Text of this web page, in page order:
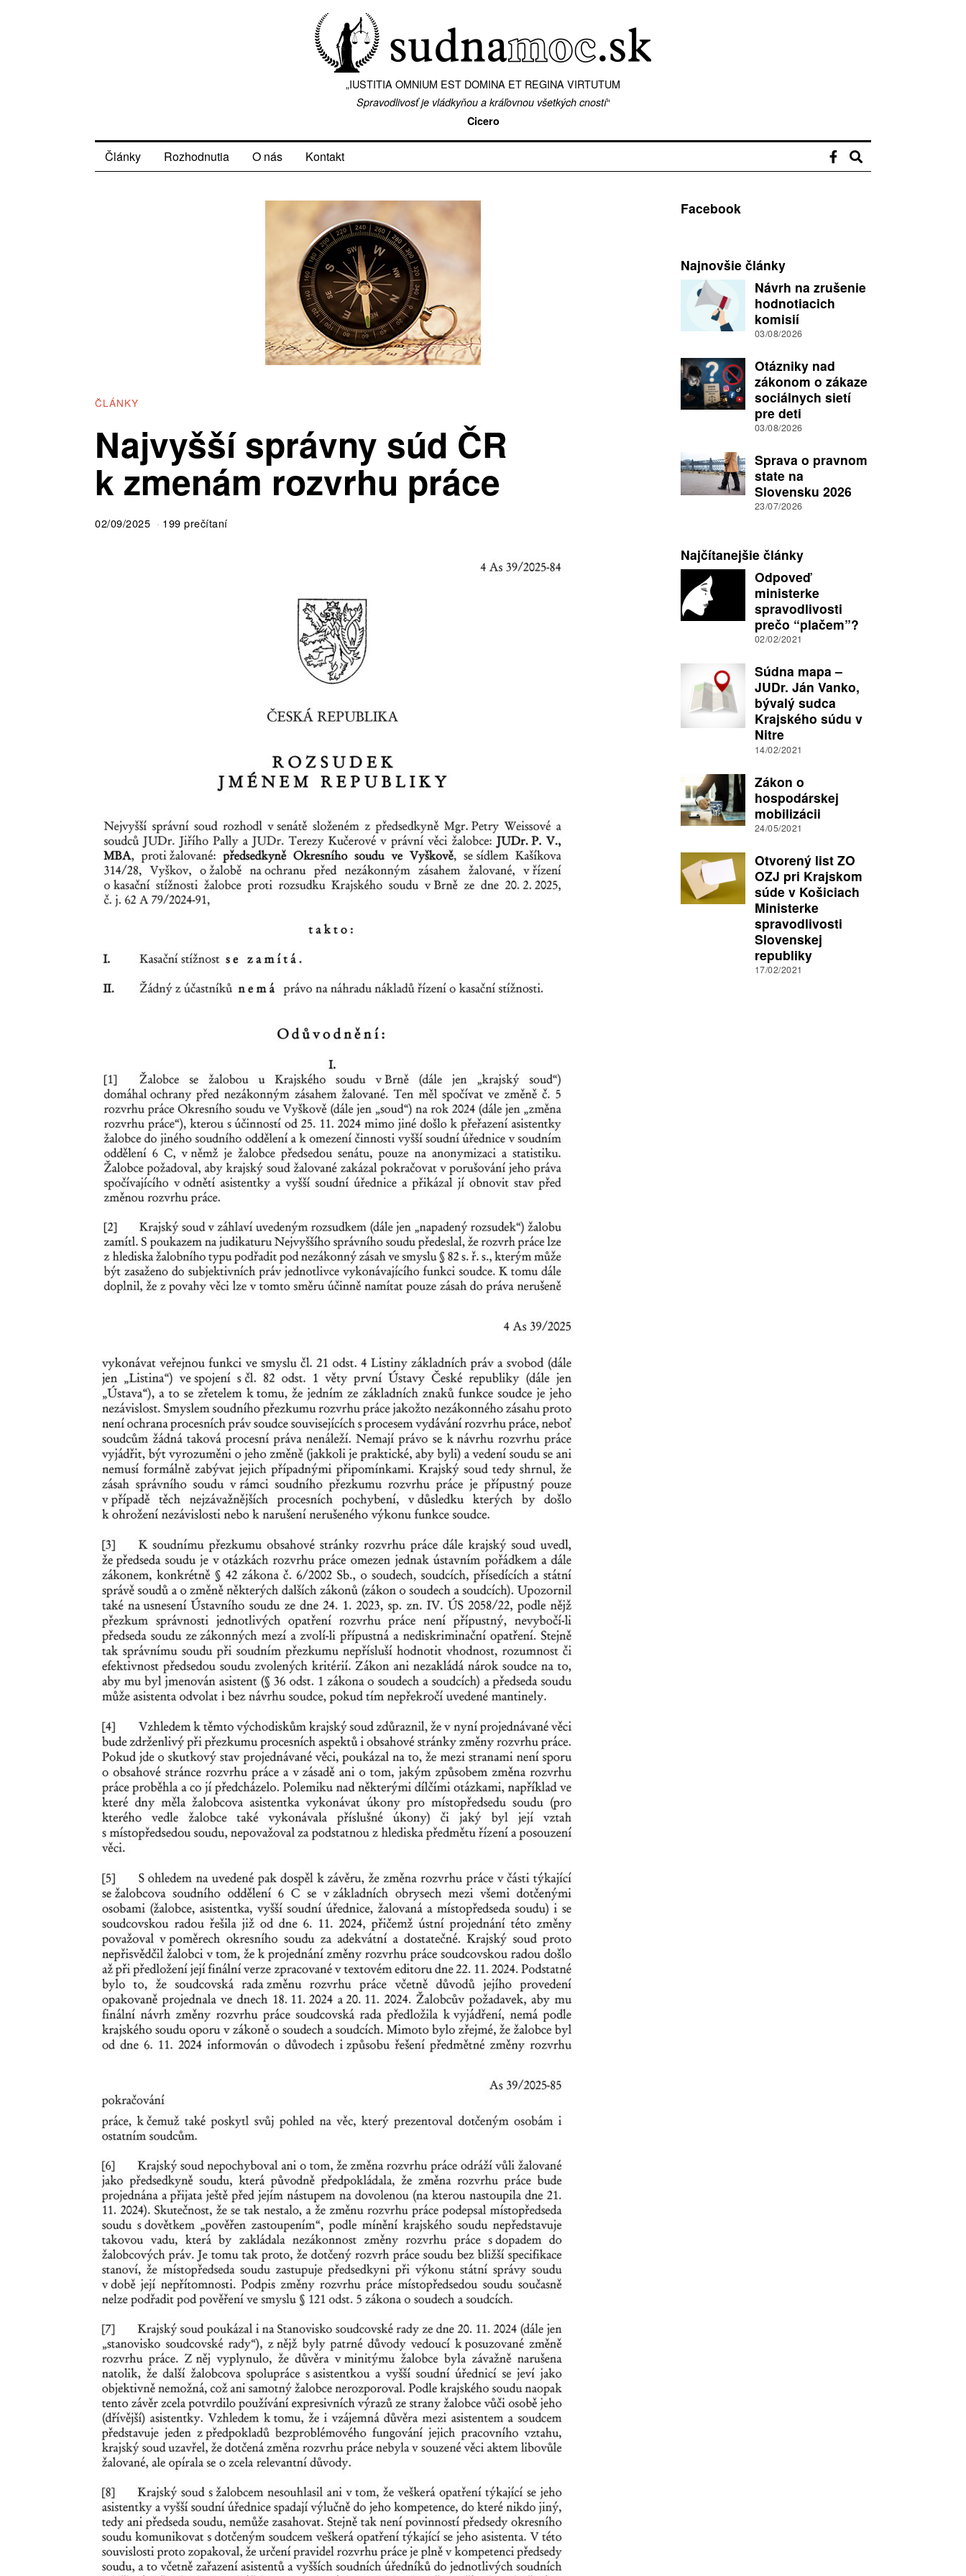
„IUSTITIA OMNIUM EST DOMINA ET REGINA VIRTUTUM
Spravodlivosť je vládkyňou a kráľovnou všetkých cností“
Cicero
Články Rozhodnutia O nás Kontakt
ČLÁNKY
Najvyšší správny súd ČR
k zmenám rozvrhu práce
02/09/2025 199 prečítaní
Facebook
Najnovšie články
Návrh na zrušenie
hodnotiacich
komisií
03/08/2026
Otázniky nad
zákonom o zákaze
sociálnych sietí
pre deti
03/08/2026
Sprava o pravnom
state na
Slovensku 2026
23/07/2026
Najčítanejšie články
Odpoveď
ministerke
spravodlivosti
prečo “plačem”?
02/02/2021
Súdna mapa –
JUDr. Ján Vanko,
bývalý sudca
Krajského súdu v
Nitre
14/02/2021
Zákon o
hospodárskej
mobilizácii
24/05/2021
Otvorený list ZO
OZJ pri Krajskom
súde v Košiciach
Ministerke
spravodlivosti
Slovenskej
republiky
17/02/2021